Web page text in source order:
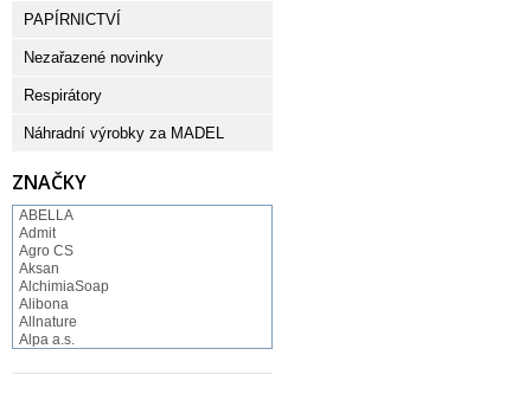
PAPÍRNICTVÍ
Nezařazené novinky
Respirátory
Náhradní výrobky za MADEL
ZNAČKY
ABELLA
Admit
Agro CS
Aksan
AlchimiaSoap
Alibona
Allnature
Alpa a.s.
Alufix